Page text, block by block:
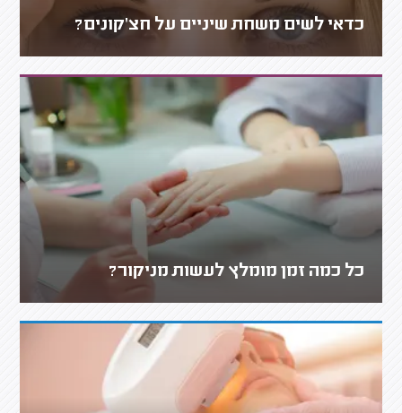
כדאי לשים משחת שיניים על חצ'קונים?
כל כמה זמן מומלץ לעשות מניקור?